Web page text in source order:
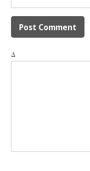
Δ